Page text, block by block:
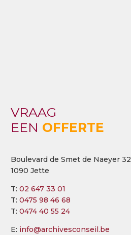
VRAAG
EEN OFFERTE
Boulevard de Smet de Naeyer 32
1090 Jette
T: 02 647 33 01
T: 0475 98 46 68
T: 0474 40 55 24
E: info@archivesconseil.be